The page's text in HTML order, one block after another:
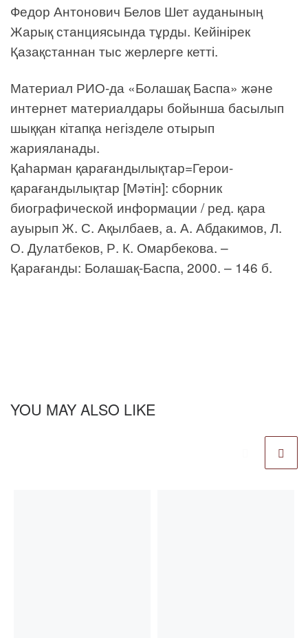
Федор Антонович Белов Шет ауданының
Жарық станциясында тұрды. Кейінірек
Қазақстаннан тыс жерлерге кетті.
Материал РИО-да «Болашақ Баспа» және
интернет материалдары бойынша басылып
шыққан кітапқа негізделе отырып
жарияланады.
Қаһарман қарағандылықтар=Герои-
қарағандылықтар [Мәтін]: сборник
биографической информации / ред. қара
ауырып Ж. С. Ақылбаев, а. А. Абдакимов, Л.
О. Дулатбеков, Р. К. Омарбекова. –
Қарағанды: Болашақ-Баспа, 2000. – 146 б.
YOU MAY ALSO LIKE